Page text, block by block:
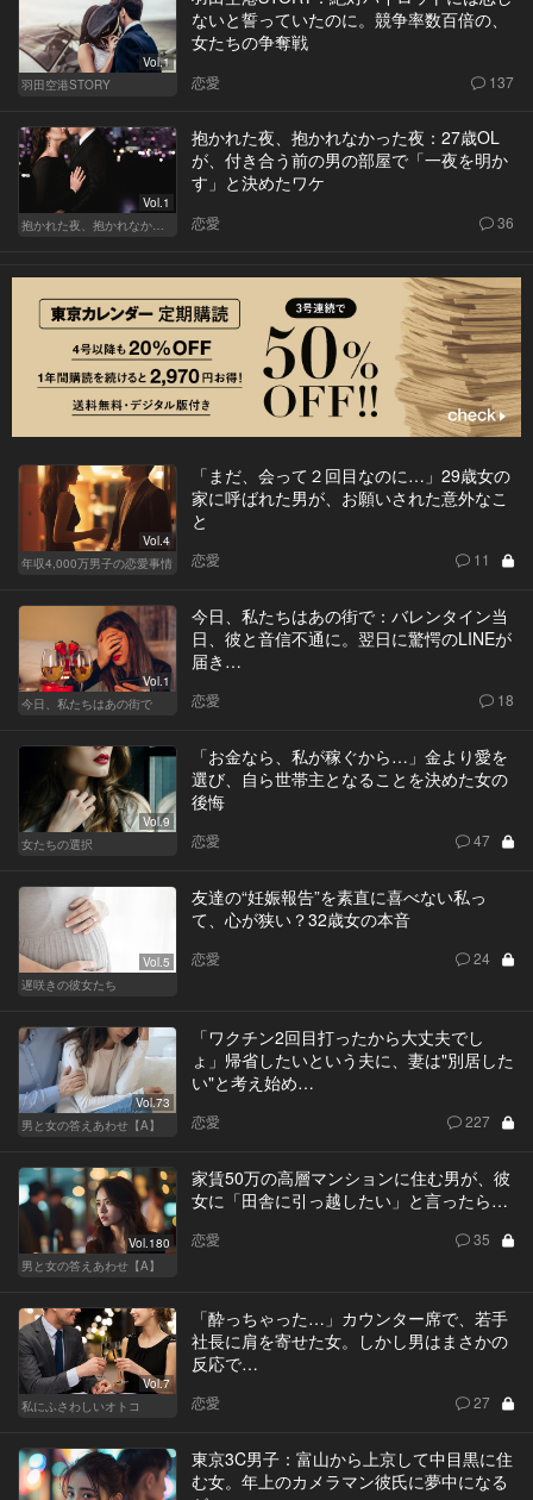
Vol.1
羽田空港STORY
ないと誓っていたのに。競争率数百倍の、
女たちの争奪戦
恋愛 137
Vol.1
抱かれた夜、抱かれなかった夜
抱かれた夜、抱かれなかった夜：27歳OL
が、付き合う前の男の部屋で「一夜を明か
す」と決めたワケ
恋愛 36
Vol.4
年収4,000万男子の恋愛事情
「まだ、会って２回目なのに…」29歳女の
家に呼ばれた男が、お願いされた意外なこ
と
恋愛 11
Vol.1
今日、私たちはあの街で
今日、私たちはあの街で：バレンタイン当
日、彼と音信不通に。翌日に驚愕のLINEが
届き…
恋愛 18
Vol.9
女たちの選択
「お金なら、私が稼ぐから…」金より愛を
選び、自ら世帯主となることを決めた女の
後悔
恋愛 47
Vol.5
遅咲きの彼女たち
友達の“妊娠報告”を素直に喜べない私っ
て、心が狭い？32歳女の本音
恋愛 24
Vol.73
男と女の答えあわせ【A】
「ワクチン2回目打ったから大丈夫でし
ょ」帰省したいという夫に、妻は"別居した
い"と考え始め…
恋愛 227
Vol.180
男と女の答えあわせ【A】
家賃50万の高層マンションに住む男が、彼
女に「田舎に引っ越したい」と言ったら…
恋愛 35
Vol.7
私にふさわしいオトコ
「酔っちゃった…」カウンター席で、若手
社長に肩を寄せた女。しかし男はまさかの
反応で…
恋愛 27
東京3C男子：富山から上京して中目黒に住
む女。年上のカメラマン彼氏に夢中になる